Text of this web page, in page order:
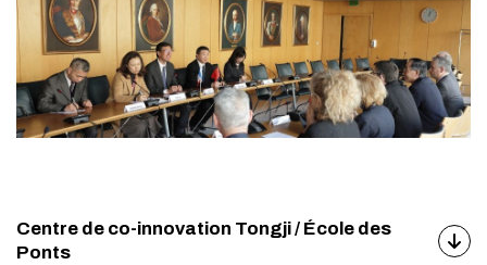
Centre de co-innovation Tongji / École des
Ponts